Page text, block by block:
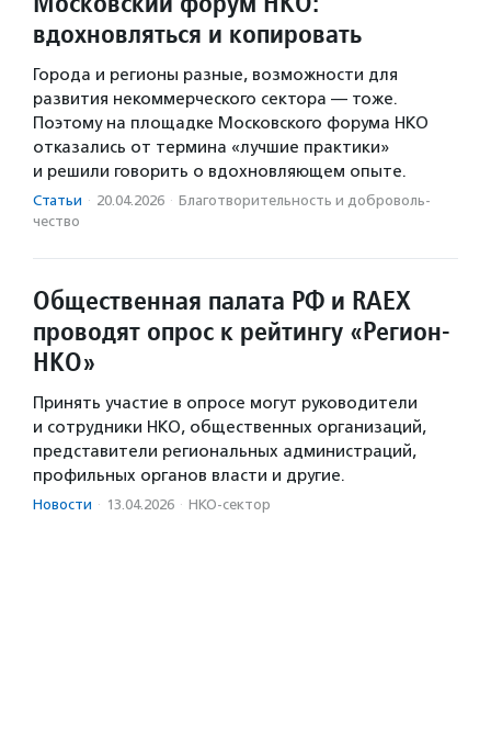
вдохновляться и копировать
Города и регионы разные, возможности для
развития некоммерческого сектора — тоже.
Поэтому на площадке Московского форума НКО
отказались от термина «лучшие практики»
и решили говорить о вдохновляющем опыте.
Статьи · 20.04.2026 · Благотвори­тель­ность и доброволь­
чест­во
Общественная палата РФ и RAEX
проводят опрос к рейтингу «Регион-
НКО»
Принять участие в опросе могут руководители
и сотрудники НКО, общественных организаций,
представители региональных администраций,
профильных органов власти и другие.
Новости · 13.04.2026 · НКО-сектор